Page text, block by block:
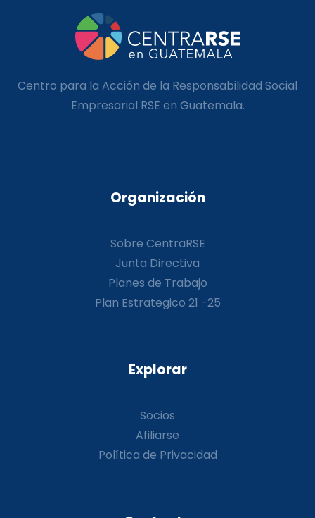
Centro para la Acción de la Responsabilidad Social
Empresarial RSE en Guatemala.
Organización
Sobre CentraRSE
Junta Directiva
Planes de Trabajo
Plan Estrategico 21 -25
Explorar
Socios
Afiliarse
Política de Privacidad